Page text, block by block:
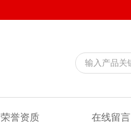
荣誉资质 在线留言